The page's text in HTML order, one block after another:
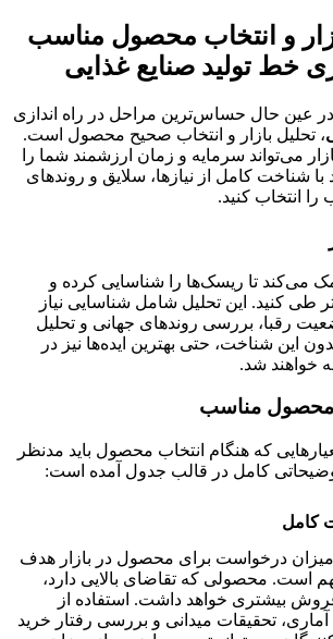
و انتخاب محصول مناسب
خط تولید صنایع غذایی
در عین حال حساس‌ترین مراحل در راه اندازی
، تحلیل بازار و انتخاب صحیح محصول است.
می‌تواند سرمایه و زمان ارزشمند شما را
با شناخت کامل از نیازها، سلایق و روندهای
انتخاب کنید.
می‌کند تا ریسک‌ها را شناسایی کرده و
طی کنید. این تحلیل شامل شناسایی نیاز
رقبا، بررسی روندهای جهانی و تحلیل
این شناخت، حتی بهترین ایده‌ها نیز در
خواهند شد.
محصول مناسب
که هنگام انتخاب محصول باید مدنظر
توضیحاتی کامل در قالب جدول آمده است:
کامل
درخواست برای محصول در بازار هدف
است. محصولی که تقاضای بالایی دارد،
بیشتری خواهد داشت. استفاده از
آماری، تحقیقات میدانی و بررسی رفتار خرید